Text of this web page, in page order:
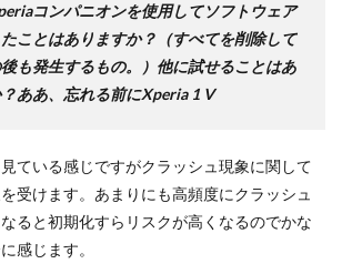
コンパニオンを使用してソフトウェア
ことはありますか？（すべてを削除して
も発生するもの。）他に試せることはあ
？ああ、忘れる前にXperia 1 V
ている感じですがクラッシュ現象に関して
受けます。あまりにも高頻度にクラッシュ
ると初期化すらリスクが高くなるのでかな
感じます。